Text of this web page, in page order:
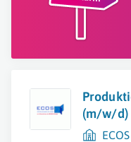
(m/w/d)